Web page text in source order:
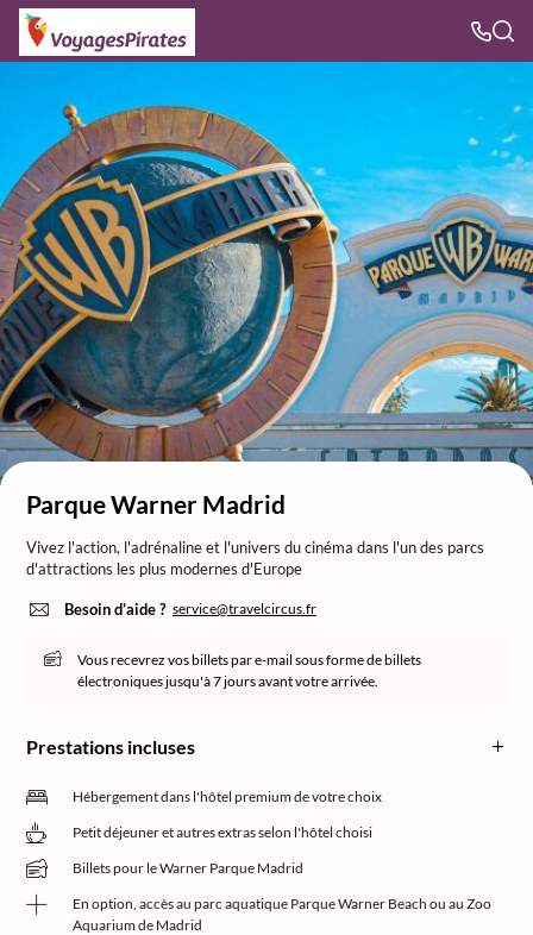
Parque Warner Madrid
Vivez l'action, l'adrénaline et l'univers du cinéma dans l'un des parcs
d'attractions les plus modernes d'Europe
Besoin d’aide ? service@travelcircus.fr
Vous recevrez vos billets par e-mail sous forme de billets
électroniques jusqu'à 7 jours avant votre arrivée.
Prestations incluses
Hébergement dans l'hôtel premium de votre choix
Petit déjeuner et autres extras selon l'hôtel choisi
Billets pour le Warner Parque Madrid
En option, accès au parc aquatique Parque Warner Beach ou au Zoo
Aquarium de Madrid